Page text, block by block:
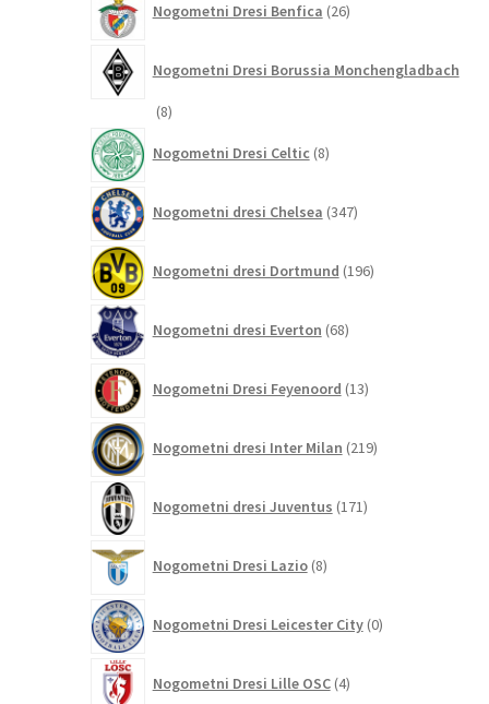
Nogometni Dresi Benfica 26izdelkov
Nogometni Dresi Borussia Monchengladbach
88
Nogometni Dresi Celtic 8izdelkov
Nogometni dresi Chelsea 347izdelkov
Nogometni dresi Dortmund 196izdelkov
Nogometni dresi Everton 68izdelkov
Nogometni Dresi Feyenoord 13izdelkov
Nogometni dresi Inter Milan 219izdelkov
Nogometni dresi Juventus 171izdelkov
Nogometni Dresi Lazio 8izdelkov
Nogometni Dresi Leicester City 0izdelkov
Nogometni Dresi Lille OSC 4izdelki